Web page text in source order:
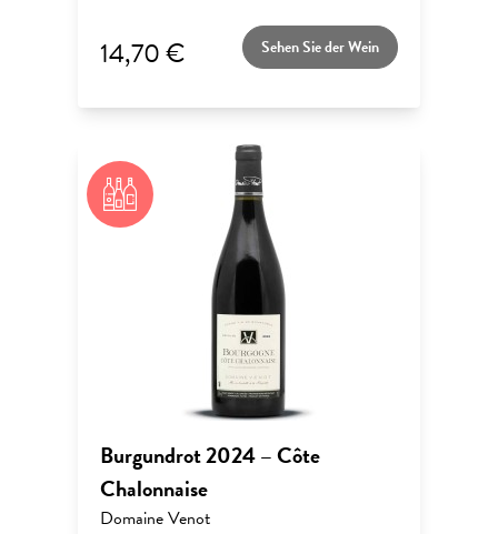
14,70 € Sehen Sie der Wein
Burgundrot 2024 – Côte
Chalonnaise
Domaine Venot